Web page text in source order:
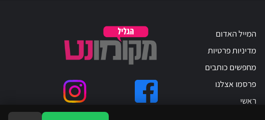
המייל האדום
מדיניות פרטיות
מחפשים כותבים
פרסמו אצלנו
ראשי